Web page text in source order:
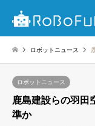
ロボットニュース
ロボットニュース
鹿島建設らの羽田
準か